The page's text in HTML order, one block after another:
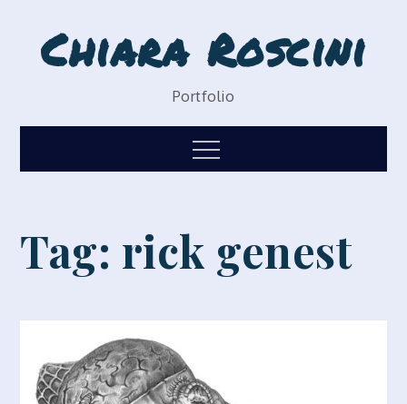
contentChiara Roscini
Portfolio
Menu
Tag: rick genest